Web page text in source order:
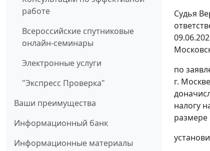
работе
Всероссийские спутниковые
онлайн-семинары
Электронные услуги
"Экспресс Проверка"
Ваши преимущества
Информационный банк
Информационные материалы
Судья
по
г.
налогу
размере